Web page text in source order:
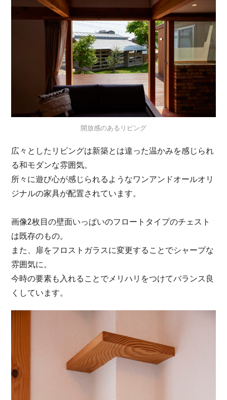
開放感のあるリビング
広々としたリビングは新築とは違った温かみを感じられ
る和モダンな雰囲気。
所々に遊び心が感じられるようなワンアンドオールオリ
ジナルの家具が配置されています。
画像2枚目の壁面いっぱいのフロートタイプのチェスト
は既存のもの。
また、扉をフロストガラスに変更することでシャープな
雰囲気に。
今時の要素も入れることでメリハリをつけてバランス良
くしています。